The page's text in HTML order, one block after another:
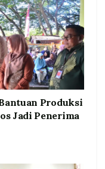
Produksi
Jadi Penerima